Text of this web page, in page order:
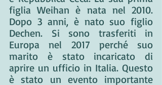
figlia Weihan è nata nel 2010.
Dopo 3 anni, è nato suo figlio
Dechen. Si sono trasferiti in
Europa nel 2017 perché suo
marito è stato incaricato di
aprire un ufficio in Italia. Questo
è stato un evento importante